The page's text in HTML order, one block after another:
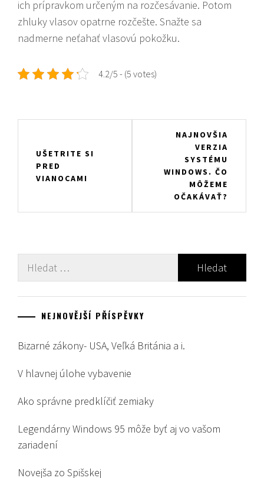
ich prípravkom určeným na rozčesávanie. Potom
zhluky vlasov opatrne rozčešte. Snažte sa
nadmerne neťahať vlasovú pokožku.
4.2/5 - (5 votes)
pro
příspěvek
UŠETRITE SI
PRED
VIANOCAMI
NAJNOVŠIA
VERZIA
SYSTÉMU
WINDOWS. ČO
MÔŽEME
OČAKÁVAŤ?
Vyhledávání
NEJNOVĚJŠÍ PŘÍSPĚVKY
Bizarné zákony- USA, Veľká Británia a i.
V hlavnej úlohe vybavenie
Ako správne predklíčiť zemiaky
Legendárny Windows 95 môže byť aj vo vašom
zariadení
Novejša zo Spišskej